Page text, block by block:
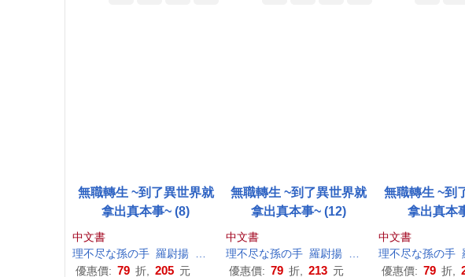
無職轉生 ~到了異世界就
拿出真本事~ (8)
中文書
理不尽な孫の手 羅尉揚
シロタカ
優惠價: 79 折, 205 元
無職轉生 ~到了異世界就
拿出真本事~ (12)
中文書
理不尽な孫の手 羅尉揚
シロタカ
優惠價: 79 折, 213 元
無職轉生 ~到
拿出真本
中文書
理不尽な孫の手
優惠價: 79 折,